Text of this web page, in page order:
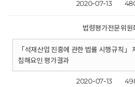
2020-07-13
법령평가전문위원
「석재산업 진흥에 관한 법률 시행규칙」
침해요인 평가결과
2020-07-13